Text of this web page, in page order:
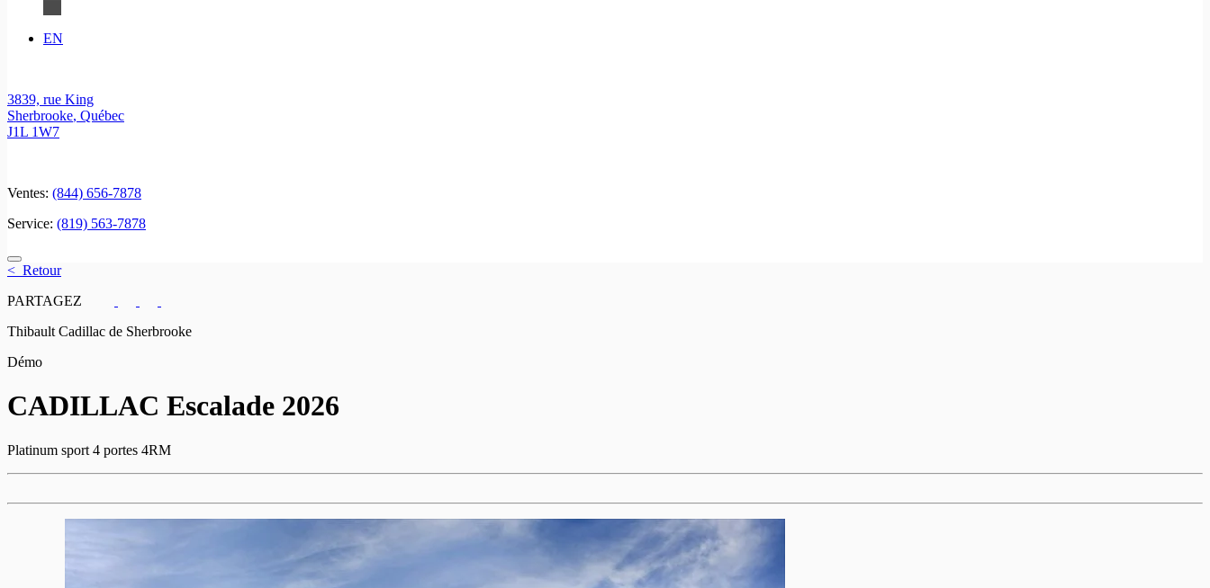
EN
3839, rue King
Sherbrooke, Québec
J1L 1W7
Ventes: (844) 656-7878
Service: (819) 563-7878
< Retour
PARTAGEZ
Thibault Cadillac de Sherbrooke
Démo
CADILLAC Escalade 2026
Platinum sport 4 portes 4RM